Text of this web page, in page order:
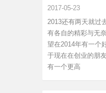
2017-05-23
2013还有两天就过
有各自的精彩与无
望在2014年有一个
于现在在创业的朋
有一个更高